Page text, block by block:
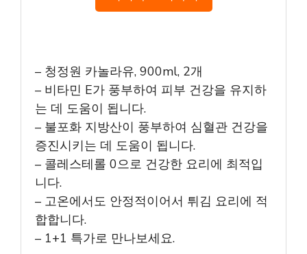
– 청정원 카놀라유, 900ml, 2개
– 비타민 E가 풍부하여 피부 건강을 유지하
는 데 도움이 됩니다.
– 불포화 지방산이 풍부하여 심혈관 건강을
증진시키는 데 도움이 됩니다.
– 콜레스테롤 0으로 건강한 요리에 최적입
니다.
– 고온에서도 안정적이어서 튀김 요리에 적
합합니다.
– 1+1 특가로 만나보세요.